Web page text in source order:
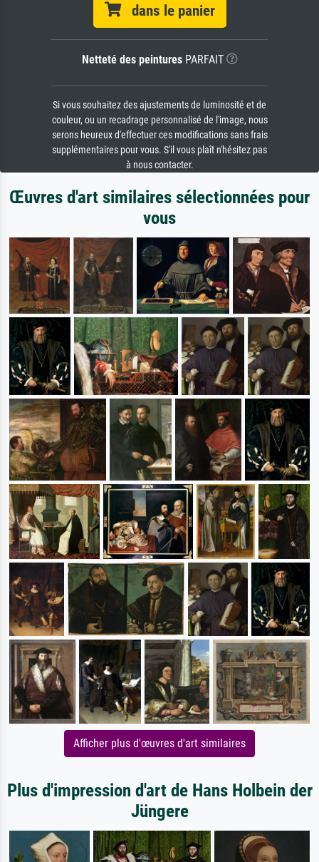
dans le panier
Netteté des peinturesPARFAIT
Si vous souhaitez des ajustements de luminosité et de
couleur, ou un recadrage personnalisé de l'image, nous
serons heureux d'effectuer ces modifications sans frais
supplémentaires pour vous. S'il vous plaît n'hésitez pas
à nous contacter.
Œuvres d'art similaires sélectionnées pour
vous
Afficher plus d'œuvres d'art similaires
Plus d'impression d'art de Hans Holbein der
Jüngere